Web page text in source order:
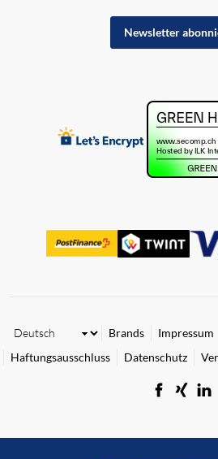
Newsletter
Brands Impressum
Haftungsausschluss
Datenschutz